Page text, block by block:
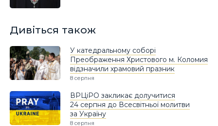
Дивіться також
У катедральному соборі
Преображення Христового м. Коломия
відзначили храмовий празник
8 серпня
ВРЦіРО закликає долучитися
24 серпня до Всесвітньої молитви
за Україну
8 серпня